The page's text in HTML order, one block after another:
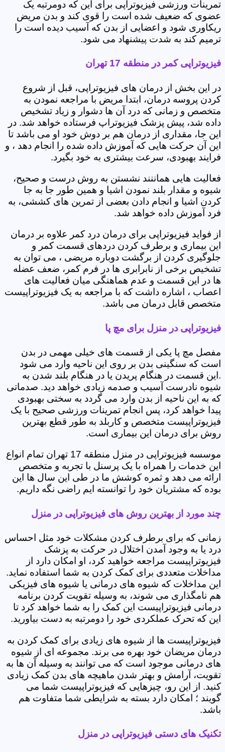
تمرینات ورزشی فیزیوتراپی برای این که دومرتبه یک
عضوی که ضعیف شده است را قوی کند و بدن مریض
ریکاوری شود و اعضایی از بدن که آسیب دیده است را
ترمیم کند به شدت پیشنهاد می شود.
فیزیوتراپی کمر در منطقه 17 تهران
در این بخش از درمان های فیزیوتراپی، قبل از شروع
کردن پروسه درمان، ابتدا مریض با مراجعه نمودن به
متخصص و زمانی که درد آن ها دشوار و زیاد تشخیص
داده شد، پیش پزشک فیزیوتراپ فرستاده خواهد شد. در
این جا، مقداری از درمان هم بر دوش خود او می باشد تا
این آن حرکت هایی که آموزش داده شده را انجام دهد ، و
فرایند بهبودی، سرعت بیشتری به خود بگیرد.
فعالیت هایی هماننند نشستن به روش درست و صحیح،
شیوه و مقدار بلند نمودن اشیا و همین طور جا به جا
کردن اشیا و انجام دادن بعضی از تمرین های کششی، به
فرد آموزش داده خواهد شد.
از فواید فیزیوتراپی برای درمان درد کمر علاوه بر درمان
این بیماری و برطرف کردن دردهای قسمت کمر و
جلوگیری کردن از برگشت دوباره مریضی ، می توان به
تشخیص برخی از نابرابری ها در فرم کمر، ضعف عضله
ها در این قسمت و عدم هماهنگی میان فعالیت های
اعصاب ، اشاره داشت که با مراجعه به یک فیزیوتراپیست
متخصص قابل درمان می باشد.
فیزیوتراپی در منزل برای مچ پا
مفصل مچ پا یکی از قسمت های خیلی مهمی در بدن
است که سنگینی بدن بر روی این ناحیه وارد می شود
.این قسمت در هنگام پریدن یا در هنگام بلند شدن به
شیوه نادرست آسیب و صدمه زیادی خواهد دید. صدماتی
که به این ناحیه از بدن وارد می گردد به سختی بهبودی
پیدا خواهد کرد، پس انجام تمرینات ورزشی صحیح با یک
فیزیوتراپیست متخصص و کاربلد به طور قطع بهترین
روش برای درمان این بیماری است.
موسسه فیزیوتراپی در منزل منطقه 17 تهران تمام انواع
این خدمات را همراه با یک پرسنل با تجربه و متخصص
ارائه می دهد و ثمره کوشش ما در طی این سال ها این
بوده که مشتریان خود را توانسته ایم راضی نگه داریم.
چند مورد از بهترین روش های فیزیوتراپی در منزل
زمانی که برای برطرف کردن مشکلات خود مثل احساس
درد یا به وجود آمدن اختلال در حرکت به پزشک
فیزیوتراپیست مراجعه خواهید کرد، او امکان دارد از
مداخلات متعددی برای کمک کردن به شما استفاده نماید.
این مداخلات که شیوه های درمانی یا شیوه های فیزیکی
هم نامگذاری می شوند، به وسیله تقویت کردن برنامه
درمانی فیزیوتراپیست این کمک را به شما خواهد کرد تا
این که تحرک عملکردی خود را دومرتبه به دست بیاورید.
فیزیوتراپیست ها از شیوه های زیادی برای کمک کردن به
درمان مریضان خود بهره می برند. مجموعه ای از شیوه
های درمانی موجود است که می توانند به وسیله آن ها به
تقویت، آرامش و بهتر شدن ماهیچه های بدن کمک زیادی
کنید. از این رو، چیزهایی که فیزیوتراپیست شما می
گویند ؛ امکان دارد بسته به شرایطی شما متفاوت هم
باشد.
تکنیک های دستی فیزیوتراپی در منزل